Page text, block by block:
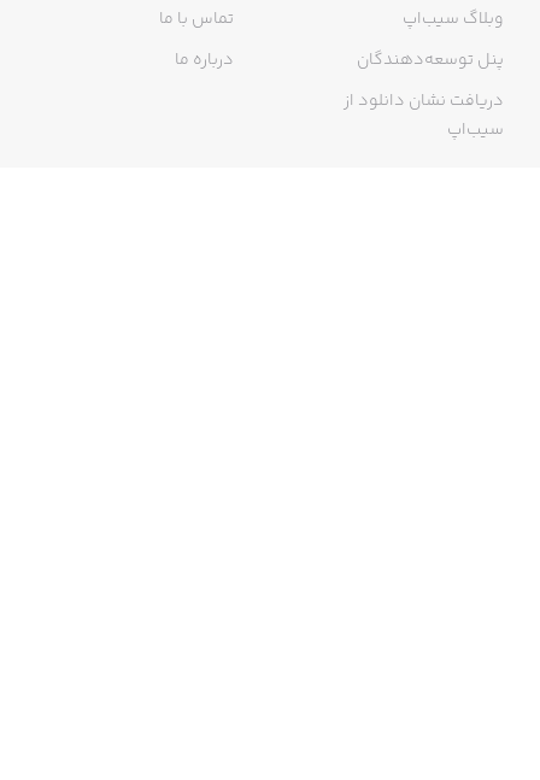
وبلاگ سیب‌اپ
پنل توسعه‌دهندگان
دریافت نشان دانلود از
سیب‌اپ
تماس با ما
درباره ما